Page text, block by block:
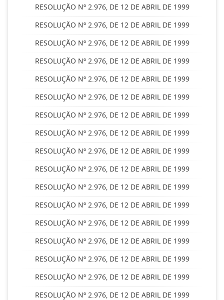
RESOLUÇÃO Nº 2.976, DE 12 DE ABRIL DE 1999
RESOLUÇÃO Nº 2.976, DE 12 DE ABRIL DE 1999
RESOLUÇÃO Nº 2.976, DE 12 DE ABRIL DE 1999
RESOLUÇÃO Nº 2.976, DE 12 DE ABRIL DE 1999
RESOLUÇÃO Nº 2.976, DE 12 DE ABRIL DE 1999
RESOLUÇÃO Nº 2.976, DE 12 DE ABRIL DE 1999
RESOLUÇÃO Nº 2.976, DE 12 DE ABRIL DE 1999
RESOLUÇÃO Nº 2.976, DE 12 DE ABRIL DE 1999
RESOLUÇÃO Nº 2.976, DE 12 DE ABRIL DE 1999
RESOLUÇÃO Nº 2.976, DE 12 DE ABRIL DE 1999
RESOLUÇÃO Nº 2.976, DE 12 DE ABRIL DE 1999
RESOLUÇÃO Nº 2.976, DE 12 DE ABRIL DE 1999
RESOLUÇÃO Nº 2.976, DE 12 DE ABRIL DE 1999
RESOLUÇÃO Nº 2.976, DE 12 DE ABRIL DE 1999
RESOLUÇÃO Nº 2.976, DE 12 DE ABRIL DE 1999
RESOLUÇÃO Nº 2.976, DE 12 DE ABRIL DE 1999
RESOLUÇÃO Nº 2.976, DE 12 DE ABRIL DE 1999